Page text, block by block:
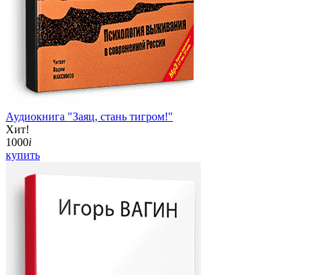
Аудиокнига "Заяц, стань тигром!"
Хит!
1000i
купить